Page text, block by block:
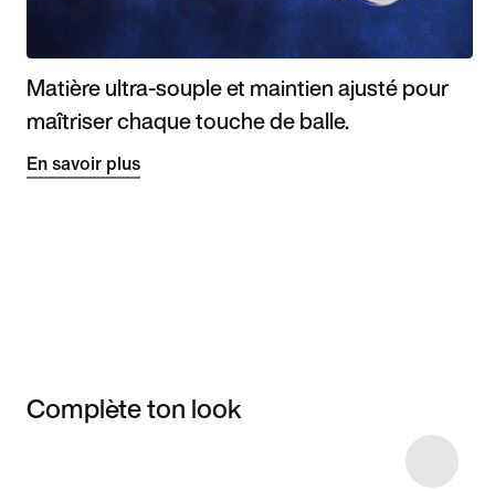
Matière ultra-souple et maintien ajusté pour
maîtriser chaque touche de balle.
En savoir plus
Complète ton look